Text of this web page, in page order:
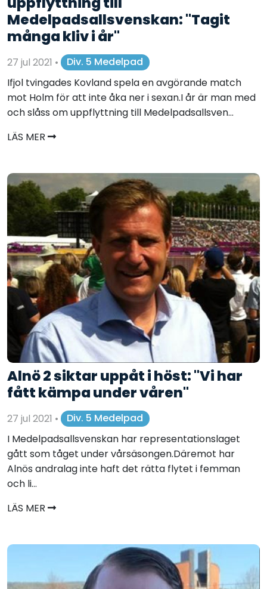
Medelpadsallsvenskan: "Tagit
många kliv i år"
27 jul 2021 •
Div. 5 Medelpad
Ifjol tvingades Kovland spela en avgörande match
mot Holm för att inte åka ner i sexan.I år är man med
och slåss om uppflyttning till Medelpadsallsven...
LÄS MER
Alnö 2 siktar uppåt i höst: "Vi har
fått kämpa under våren"
27 jul 2021 •
Div. 5 Medelpad
I Medelpadsallsvenskan har representationslaget
gått som tåget under vårsäsongen.Däremot har
Alnös andralag inte haft det rätta flytet i femman
och li...
LÄS MER